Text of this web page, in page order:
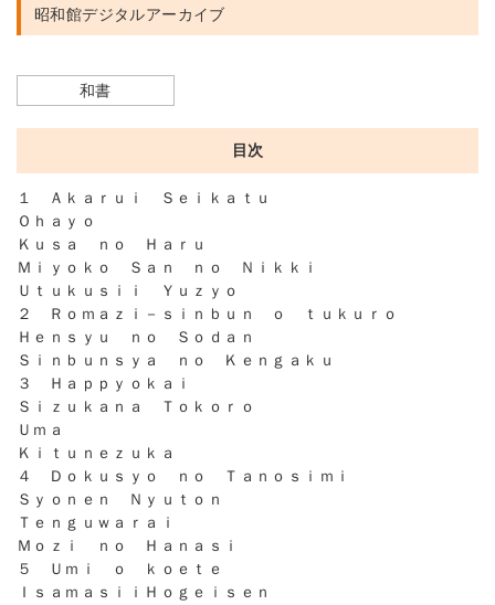
昭和館デジタルアーカイブ
和書
目次
１ Ａｋａｒｕｉ Ｓｅｉｋａｔｕ
Ｏｈａｙｏ
Ｋｕｓａ ｎｏ Ｈａｒｕ
Ｍｉｙｏｋｏ Ｓａｎ ｎｏ Ｎｉｋｋｉ
Ｕｔｕｋｕｓｉｉ Ｙｕｚｙｏ
２ Ｒｏｍａｚｉ－ｓｉｎｂｕｎ ｏ ｔｕｋｕｒｏ
Ｈｅｎｓｙｕ ｎｏ Ｓｏｄａｎ
Ｓｉｎｂｕｎｓｙａ ｎｏ Ｋｅｎｇａｋｕ
３ Ｈａｐｐｙｏｋａｉ
Ｓｉｚｕｋａｎａ Ｔｏｋｏｒｏ
Ｕｍａ
Ｋｉｔｕｎｅｚｕｋａ
４ Ｄｏｋｕｓｙｏ ｎｏ Ｔａｎｏｓｉｍｉ
Ｓｙｏｎｅｎ Ｎｙｕｔｏｎ
Ｔｅｎｇｕｗａｒａｉ
Ｍｏｚｉ ｎｏ Ｈａｎａｓｉ
５ Ｕｍｉ ｏ ｋｏｅｔｅ
ＩｓａｍａｓｉｉＨｏｇｅｉｓｅｎ